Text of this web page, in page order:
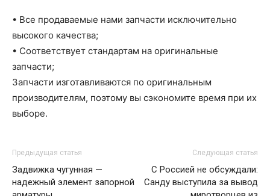
• Все продаваемые нами запчасти исключительно
высокого качества;
• Соответствует стандартам на оригинальные
запчасти;
Запчасти изготавливаются по оригинальным
производителям, поэтому вы сэкономите время при их
выборе.
Предыдущая статья
Задвижка чугунная —
надежный элемент запорной
Следующая статья
С Россией не обсуждали:
Санду выступила за вывод